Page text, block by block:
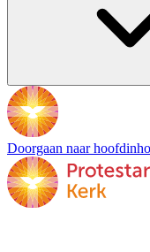
Doorgaan naar